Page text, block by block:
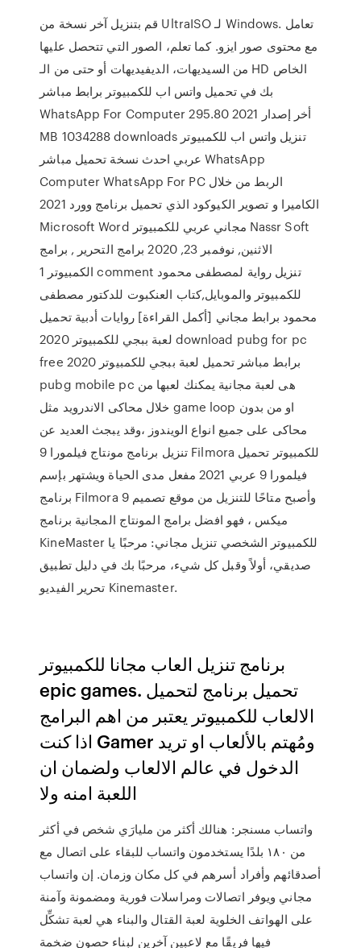
قم بتنزيل آخر نسخة من UltraISO لـ Windows. تعامل
مع محتوى صور ايزو. كما تعلم، الصور التي تتحصل عليها
من السيديهات، الديفيديهات أو حتى من الـ HD الخاص
بك في تحميل واتس اب للكمبيوتر برابط مباشر
WhatsApp For Computer أخر إصدار 2021 295.80
MB 1034288 downloads تنزيل واتس اب للكمبيوتر
عربي احدث نسخة تحميل مباشر WhatsApp
Computer WhatsApp For PC الربط من خلال
الكاميرا و تصوير الكيوكود الذي تحميل برنامج وورد 2021
Microsoft Word مجاني عربي للكمبيوتر Nassr Soft
الاثنين, نوفمبر 23, 2020 برامج التحرير , برامج
الكمبيوتر 1 comment تنزيل رواية لمصطفى محمود
للكمبيوتر والموبايل,كتاب العنكبوت للدكتور مصطفى
محمود برابط مجاني [أكمل القراءة] روايات أدبية تحميل
لعبة ببجي للكمبيوتر 2020 download pubg for pc
free برابط مباشر تحميل لعبة ببجي للكمبيوتر 2020
pubg mobile pc هى لعبة مجانية يمكنك لعبها من
خلال محاكى الاندرويد مثل game loop او من بدون
محاكى على جميع انواع الويندوز ،وقد يبجث العديد عن
تنزيل برنامج مونتاج فيلمورا 9 Filmora للكمبيوتر تحميل
فيلمورا 9 عربي 2021 مفعل مدى الحياة ويشتهر بإسم
برنامج Filmora 9 وأصبح متاحًا للتنزيل من موقع تصميم
ميكس ، فهو افضل برامج المونتاج المجانية برنامج
KineMaster للكمبيوتر الشخصي تنزيل مجاني: مرحبًا يا
صديقي، أولاً وقبل كل شيء، مرحبًا بك في دليل تطبيق
تحرير الفيديو Kinemaster.
برنامج تنزيل العاب مجانا للكمبيوتر
epic games. تحميل برنامج لتحميل
الالعاب للكمبيوتر يعتبر من اهم البرامج
اذا كنت Gamer ومُهتم بالألعاب او تريد
الدخول في عالم الالعاب ولضمان ان
اللعبة امنه ولا
واتساب مسنجر: هنالك أكثر من مليارَي شخص في أكثر
من ١٨٠ بلدًا يستخدمون واتساب للبقاء على اتصال مع
أصدقائهم وأفراد أسرهم في كل مكان وزمان. إن واتساب
مجاني ويوفر اتصالات ومراسلات فورية ومضمونة وآمنة
على الهواتف الخلوية لعبة القتال والبناء هي لعبة تشكِّل
فيها فريقًا مع لاعبين آخرين لبناء حصون ضخمة